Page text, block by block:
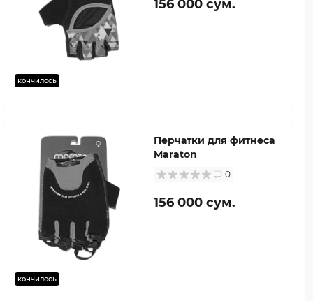
кончилось
156 000 сум.
кончилось
Перчатки для фитнеса
Maraton
0
156 000 сум.